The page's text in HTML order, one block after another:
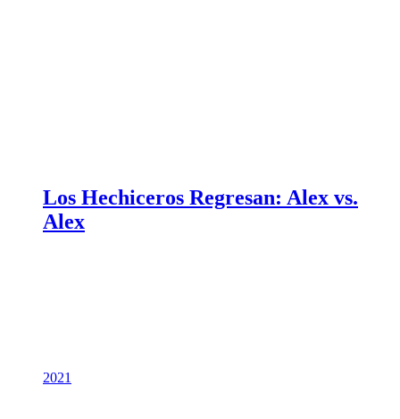
Los Hechiceros Regresan: Alex vs.
Alex
2021